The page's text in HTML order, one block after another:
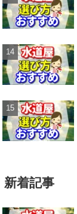
新着記事